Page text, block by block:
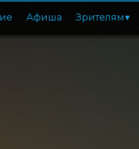
Афиша Зрителям